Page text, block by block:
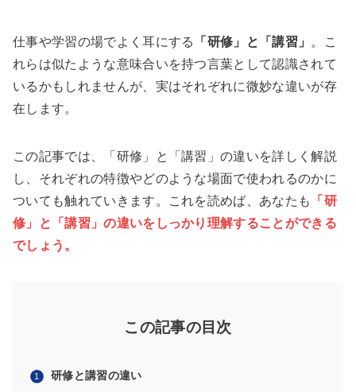
仕事や学習の場でよく耳にする 「研修」と「講習」 。こ
れらは似たような意味合いを持つ言葉として認識されて
いるかもしれませんが、実はそれぞれに微妙な違いが存
在します。
この記事では、「研修」と「講習」の違いを詳しく解説
し、それぞれの特徴やどのような場面で使われるのかに
ついても触れていきます。これを読めば、あなたも
「研
修」と「講習」の違いをしっかり理解することができる
でしょう。
この記事の目次
研修と講習の違い